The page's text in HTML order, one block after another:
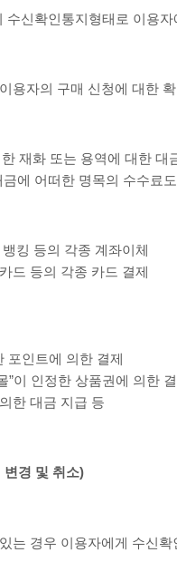
수신확인통지형태로 이용
용자의 구매 신청에 대한
한 재화 또는 용역에 대한
에 어떠한 명목의 수수료
킹 등의 각종 계좌이체
드 등의 각종 카드 결제
포인트에 의한 결제
”이 인정한 상품권에 의한
한 대금 지급 등
변경 및 취소)
는 경우 이용자에게 수신